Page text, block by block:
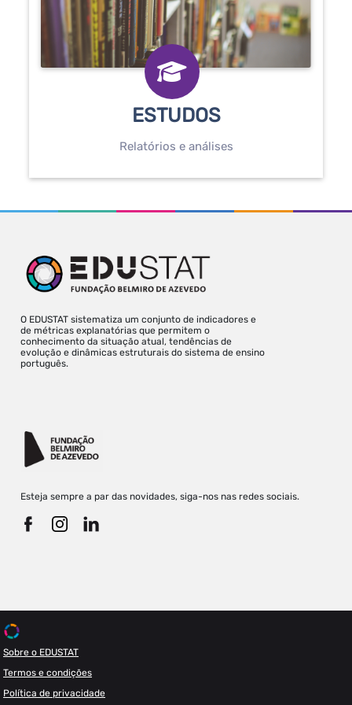
ESTUDOS
Relatórios e análises
O EDUSTAT sistematiza um conjunto de indicadores e
de métricas explanatórias que permitem o
conhecimento da situação atual, tendências de
evolução e dinâmicas estruturais do sistema de ensino
português.
Esteja sempre a par das novidades, siga-nos nas redes sociais.
Sobre o EDUSTAT
Termos e condições
Política de privacidade